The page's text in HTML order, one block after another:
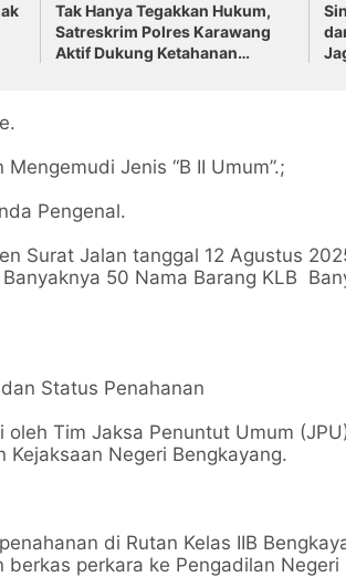
Tak Hanya Tegakkan Hukum,
Satreskrim Polres Karawang
Aktif Dukung Ketahanan
Jenis “B II Umum”.;
Pengenal.
Surat Jalan tanggal 12 Agustus
50 Nama Barang KLB
Status Penahanan
oleh Tim Jaksa Penuntut Umum
Negeri Bengkayang.
di Rutan Kelas IIB
berkas perkara ke Pengadilan Negeri